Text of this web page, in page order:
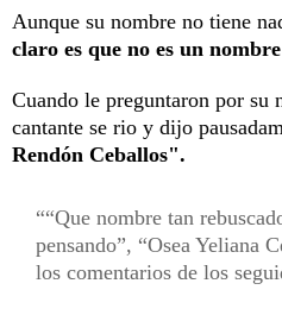
Aunque su nombre no tiene
claro es que no es un
Cuando le preguntaron por su
cantante se rio y dijo
Rendón Ceballos".
“Que nombre tan
pensando”, “Osea Yeliana
los comentarios de los